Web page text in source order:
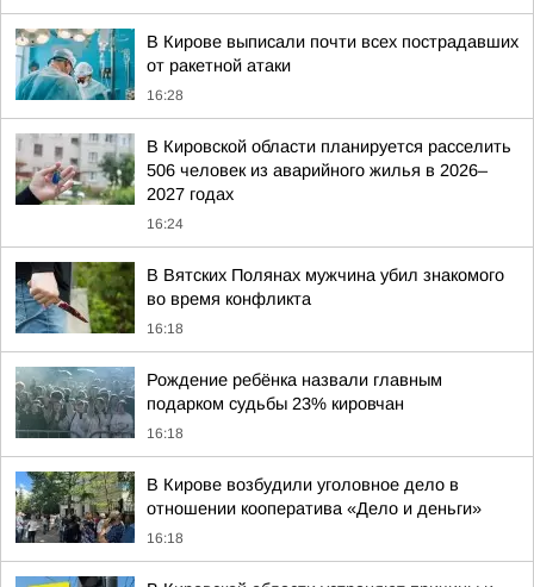
В Кирове выписали почти всех пострадавших
от ракетной атаки
16:28
В Кировской области планируется расселить
506 человек из аварийного жилья в 2026–
2027 годах
16:24
В Вятских Полянах мужчина убил знакомого
во время конфликта
16:18
Рождение ребёнка назвали главным
подарком судьбы 23% кировчан
16:18
В Кирове возбудили уголовное дело в
отношении кооператива «Дело и деньги»
16:18